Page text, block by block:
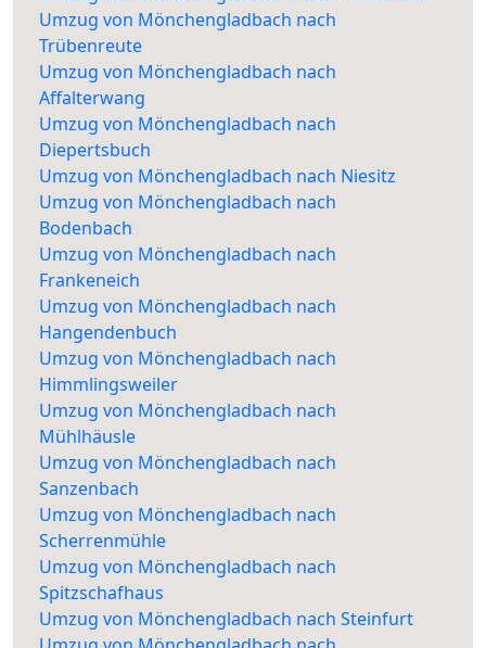
Umzug von Mönchengladbach nach
Trübenreute
Umzug von Mönchengladbach nach
Affalterwang
Umzug von Mönchengladbach nach
Diepertsbuch
Umzug von Mönchengladbach nach Niesitz
Umzug von Mönchengladbach nach
Bodenbach
Umzug von Mönchengladbach nach
Frankeneich
Umzug von Mönchengladbach nach
Hangendenbuch
Umzug von Mönchengladbach nach
Himmlingsweiler
Umzug von Mönchengladbach nach
Mühlhäusle
Umzug von Mönchengladbach nach
Sanzenbach
Umzug von Mönchengladbach nach
Scherrenmühle
Umzug von Mönchengladbach nach
Spitzschafhaus
Umzug von Mönchengladbach nach Steinfurt